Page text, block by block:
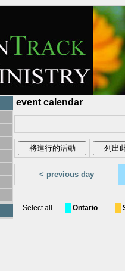
event calendar
< previous day
Select all Ontario